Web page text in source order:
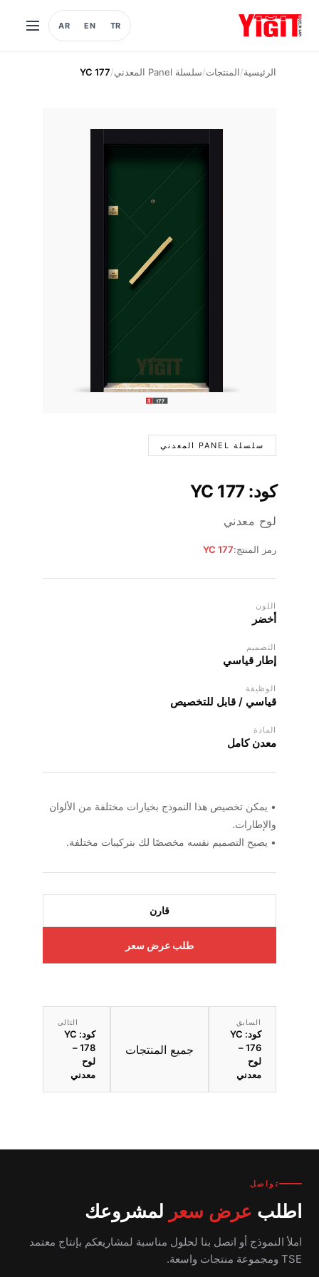
TR
EN
AR
فتح
الرئيسية/المنتجات/سلسلة Panel المعدني /
YC 177
سلسلة PANEL المعدني
كود: YC 177
لوح معدني
رمز المنتج:YC 177
اللون
أخضر
التصميم
إطار قياسي
الوظيفة
قياسي / قابل للتخصيص
المادة
معدن كامل
• يمكن تخصيص هذا النموذج بخيارات مختلفة من الألوان
والإطارات.
• يصبح التصميم نفسه مخصصًا لك بتركيبات مختلفة.
قارن
طلب عرض سعر
السابق
كود: YC
176 –
لوح
معدني
جميع المنتجات
التالي
كود: YC
178 –
لوح
معدني
تواصل
اطلب عرض سعر لمشروعك
املأ النموذج أو اتصل بنا لحلول مناسبة لمشاريعكم بإنتاج معتمد
TSE ومجموعة منتجات واسعة.